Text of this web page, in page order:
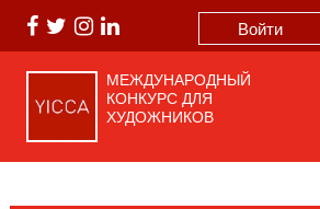
Войти
МЕЖДУНАРОДНЫЙ
КОНКУРС ДЛЯ
ХУДОЖНИКОВ